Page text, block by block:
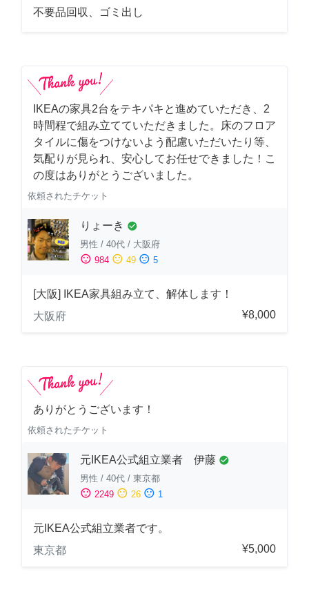
不要品回収、ゴミ出し
IKEAの家具2台をテキパキと進めていただき、2
時間程で組み立てていただきました。床のフロア
タイルに傷をつけないよう配慮いただいたり等、
気配りが見られ、安心してお任せできました！こ
の度はありがとうございました。
依頼されたチケット
りょーき check_circle
男性 / 40代 / 大阪府
sentiment_satisfied 984 sentiment_neutral 49 sentiment_dissatisfied 5
[大阪] IKEA家具組み立て、解体します！
大阪府
¥8,000
ありがとうございます！
依頼されたチケット
元IKEA公式組立業者 伊藤 check_circle
男性 / 40代 / 東京都
sentiment_satisfied 2249 sentiment_neutral 26 sentiment_dissatisfied 1
元IKEA公式組立業者です。
東京都
¥5,000